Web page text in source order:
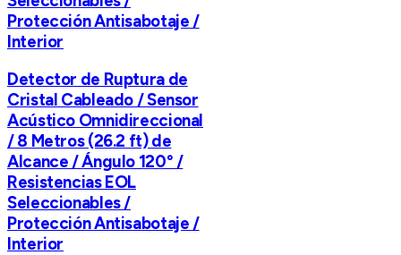
Protección Antisabotaje /
Interior
Detector de Ruptura de
Cristal Cableado / Sensor
Acústico Omnidireccional
/ 8 Metros (26.2 ft) de
Alcance / Ángulo 120° /
Resistencias EOL
Seleccionables /
Protección Antisabotaje /
Interior